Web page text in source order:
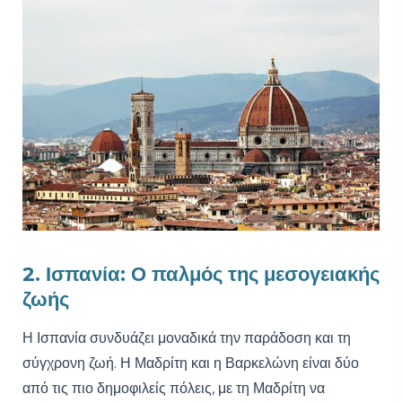
2. Ισπανία: Ο παλμός της μεσογειακής
ζωής
Η Ισπανία συνδυάζει μοναδικά την παράδοση και τη
σύγχρονη ζωή. Η Μαδρίτη και η Βαρκελώνη είναι δύο
από τις πιο δημοφιλείς πόλεις, με τη Μαδρίτη να